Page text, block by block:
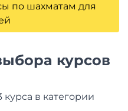
по шахматам для
курсов
в категории